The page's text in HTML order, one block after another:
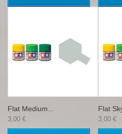
Flat Medium...
3,00 €
Flat
3,00 €